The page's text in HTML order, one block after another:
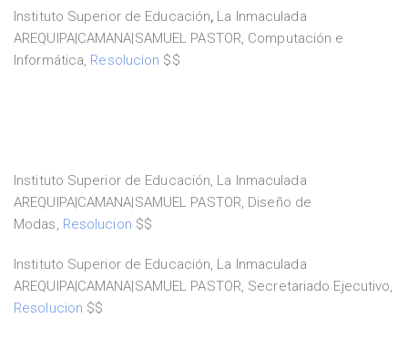
Instituto Superior de Educación, La Inmaculada
AREQUIPA|CAMANA|SAMUEL PASTOR, Computación e
Informática, Resolucion $$
Instituto Superior de Educación, La Inmaculada
AREQUIPA|CAMANA|SAMUEL PASTOR, Diseño de
Modas, Resolucion $$
Instituto Superior de Educación, La Inmaculada
AREQUIPA|CAMANA|SAMUEL PASTOR, Secretariado Ejecutivo,
Resolucion $$